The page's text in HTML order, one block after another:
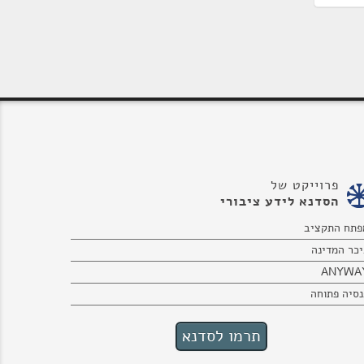
פרוייקט של
הסדנא לידע ציבורי
התקציב
המדינה
פתוחה